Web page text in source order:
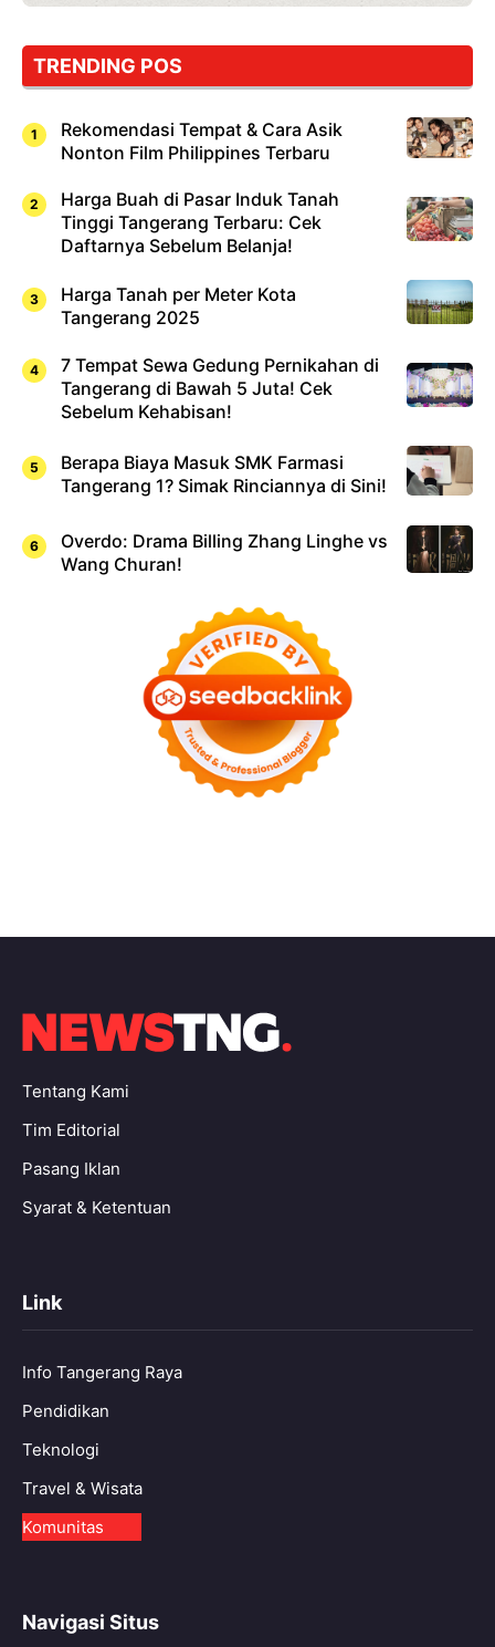
Dicoba,
Cuma
Sushi!
TRENDING POS
Rekomendasi Tempat & Cara Asik
Nonton Film Philippines Terbaru
Harga Buah di Pasar Induk Tanah
Tinggi Tangerang Terbaru: Cek
Daftarnya Sebelum Belanja!
Harga Tanah per Meter Kota
Tangerang 2025
7 Tempat Sewa Gedung Pernikahan di
Tangerang di Bawah 5 Juta! Cek
Sebelum Kehabisan!
Berapa Biaya Masuk SMK Farmasi
Tangerang 1? Simak Rinciannya di Sini!
Overdo: Drama Billing Zhang Linghe vs
Wang Churan!
Tentang Kami
Tim Editorial
Pasang Iklan
Syarat & Ketentuan
Link
Info Tangerang Raya
Pendidikan
Teknologi
Travel & Wisata
Komunitas
Navigasi Situs